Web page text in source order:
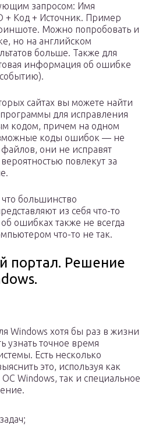
запросом: Имя
+ Код + Источник. Пример
Можно попробовать и
но на английском
больше. Также для
информация об ошибке
сайтах вы можете найти
для исправления
кодом, причем на одном
коды ошибок — не
файлов, они не исправят
повлекут за
что большинство
из себя что-то
ошибках также не всегда
что-то не так.
портал. Решение
Windows хотя бы раз в жизни
узнать точное время
Есть несколько
это, используя как
ОС Windows, так и специальное